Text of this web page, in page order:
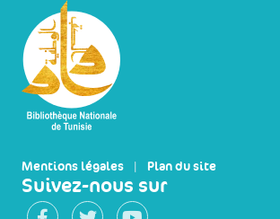
Mentions légales | Plan du site
Suivez-nous sur